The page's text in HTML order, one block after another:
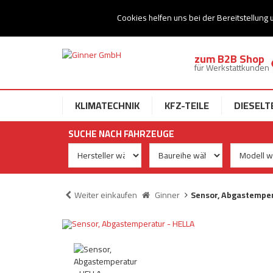
Cookies helfen uns bei der Bereitstellung
Ihr Speziallist für Dieseltechnik
zum B2B Shop
für Werkstattkunden
KLIMATECHNIK KFZ-TEILE
SUCHE NACH FAHRZEUGE
Weiter einkaufen Ginner Sensor,